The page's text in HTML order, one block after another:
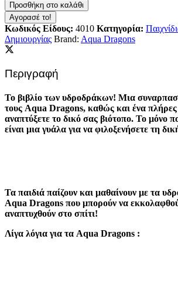
Προσθήκη στο καλάθι
Αγορασέ το!
Κωδικός Είδους: 4010 Κατηγορία:
Δημιουργίας Brand: Aqua Dragons
Περιγραφή
Το βιβλίο των υδροδράκων! Μια
τους Aqua Dragons, καθώς και ένα πλήρες
αναπτύξετε το δικό σας βιότοπο. Το μόνο
είναι μια γυάλα για να φιλοξενήσετε τη
Τα παιδιά παίζουν και μαθαίνουν με τα
Aqua Dragons που μπορούν να
αναπτυχθούν στο σπίτι!
Λίγα λόγια για τα Aqua Dragons :